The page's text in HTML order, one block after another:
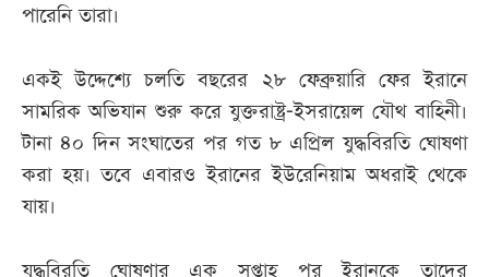
পারেনি তারা।
একই উদ্দেশ্যে চলতি বছরের ২৮ ফেব্রুয়ারি ফের ইরানে
সামরিক অভিযান শুরু করে যুক্তরাষ্ট্র-ইসরায়েল যৌথ বাহিনী।
টানা ৪০ দিন সংঘাতের পর গত ৮ এপ্রিল যুদ্ধবিরতি ঘোষণা
করা হয়। তবে এবারও ইরানের ইউরেনিয়াম অধরাই থেকে
যায়।
যুদ্ধবিরতি ঘোষণার এক সপ্তাহ পর ইরানকে তাদের